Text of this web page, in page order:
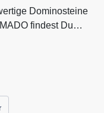
Dominosteine
findest Du
Dominosteine
Preis. CALMADO
den aktuellen